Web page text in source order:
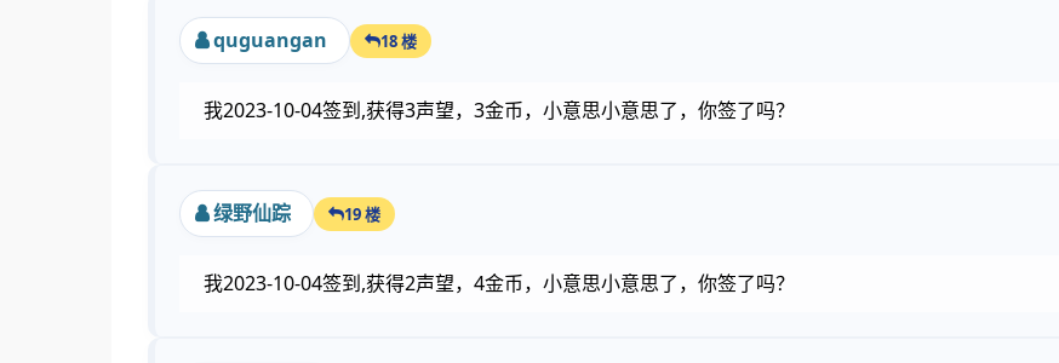
quguangan 18 楼
我2023-10-04签到,获得3声望，3金币，小意思小意思了，你签了吗？
绿野仙踪 19 楼
我2023-10-04签到,获得2声望，4金币，小意思小意思了，你签了吗？